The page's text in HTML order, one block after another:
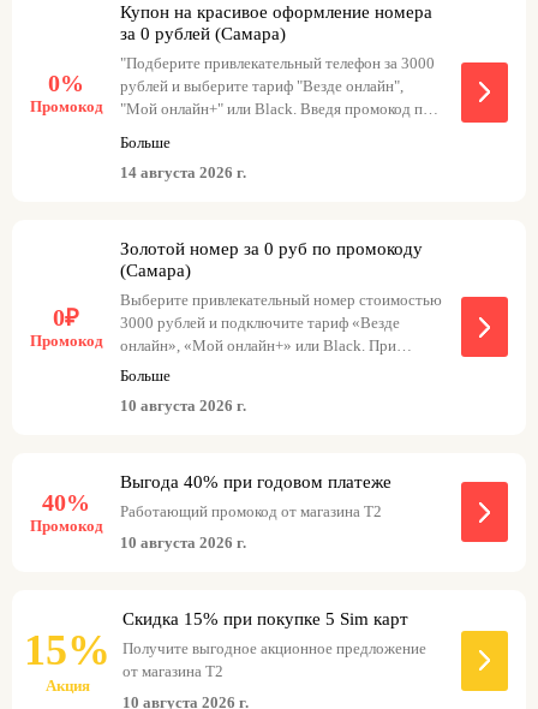
тарифом Black
0%
Промокод
Купон на красивое оформление номера
за 0 рублей (Самара)
"Подберите привлекательный телефон за 3000
рублей и выберите тариф "Везде онлайн",
"Мой онлайн+" или Black. Введя промокод при
номер бесплатно."
goldsamara3 с тарифом «Везде онлайн»
goldsamara с тарифом «Мой онлайн+»
Больше
14 августа 2026 г.
0₽
Промокод
Золотой номер за 0 руб по промокоду
(Самара)
Выберите привлекательный номер стоимостью
3000 рублей и подключите тариф «Везде
онлайн», «Мой онлайн+» или Black. При
оформлении заказа используйте промокод, и
Варианты для подключения: - goldsamara3 с
тарифом Black.
Больше
10 августа 2026 г.
40%
Промокод
Выгода 40% при годовом платеже
Работающий промокод от магазина Т2
10 августа 2026 г.
15%
Акция
Скидка 15% при покупке 5 Sim карт
Получите выгодное акционное предложение
от магазина Т2
10 августа 2026 г.